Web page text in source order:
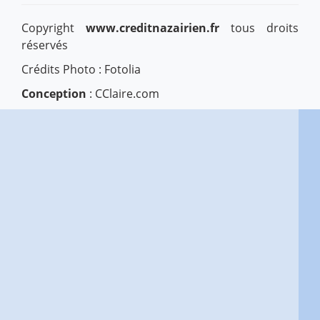
Copyright www.creditnazairien.fr tous droits
réservés
Crédits Photo : Fotolia
Conception : CClaire.com